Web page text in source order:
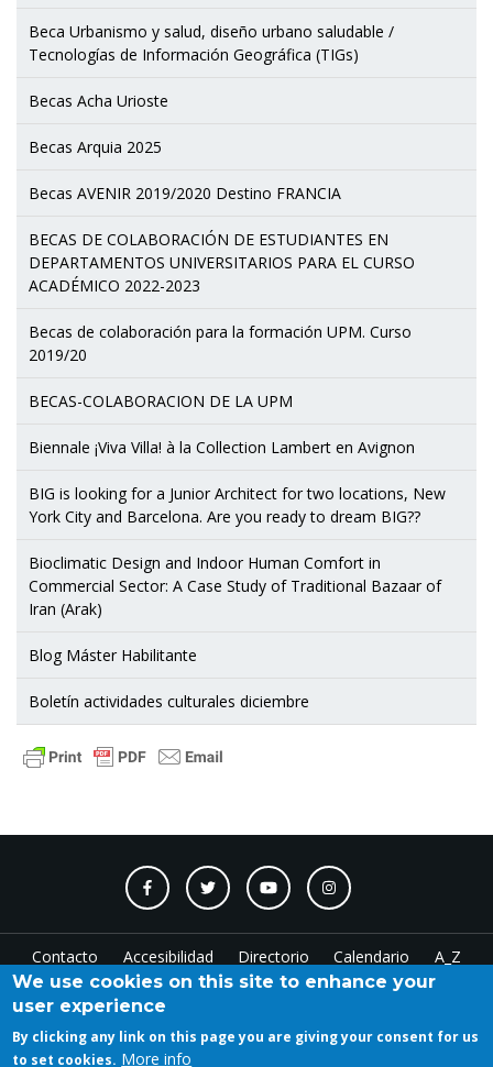
Beca Urbanismo y salud, diseño urbano saludable /
Tecnologías de Información Geográfica (TIGs)
Becas Acha Urioste
Becas Arquia 2025
Becas AVENIR 2019/2020 Destino FRANCIA
BECAS DE COLABORACIÓN DE ESTUDIANTES EN
DEPARTAMENTOS UNIVERSITARIOS PARA EL CURSO
ACADÉMICO 2022-2023
Becas de colaboración para la formación UPM. Curso
2019/20
BECAS-COLABORACION DE LA UPM
Biennale ¡Viva Villa! à la Collection Lambert en Avignon
BIG is looking for a Junior Architect for two locations, New
York City and Barcelona. Are you ready to dream BIG??
Bioclimatic Design and Indoor Human Comfort in
Commercial Sector: A Case Study of Traditional Bazaar of
Iran (Arak)
Blog Máster Habilitante
Boletín actividades culturales diciembre
Contacto Accesibilidad Directorio Calendario A_Z
Log in
We use cookies on this site to enhance your
user experience
By clicking any link on this page you are giving your consent for us
to set cookies. More info